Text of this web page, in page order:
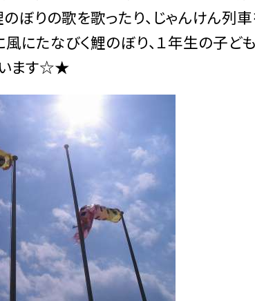
ぼりの歌を歌ったり、じゃんけん列車
風にたなびく鯉のぼり、１年生の子ど
います☆★